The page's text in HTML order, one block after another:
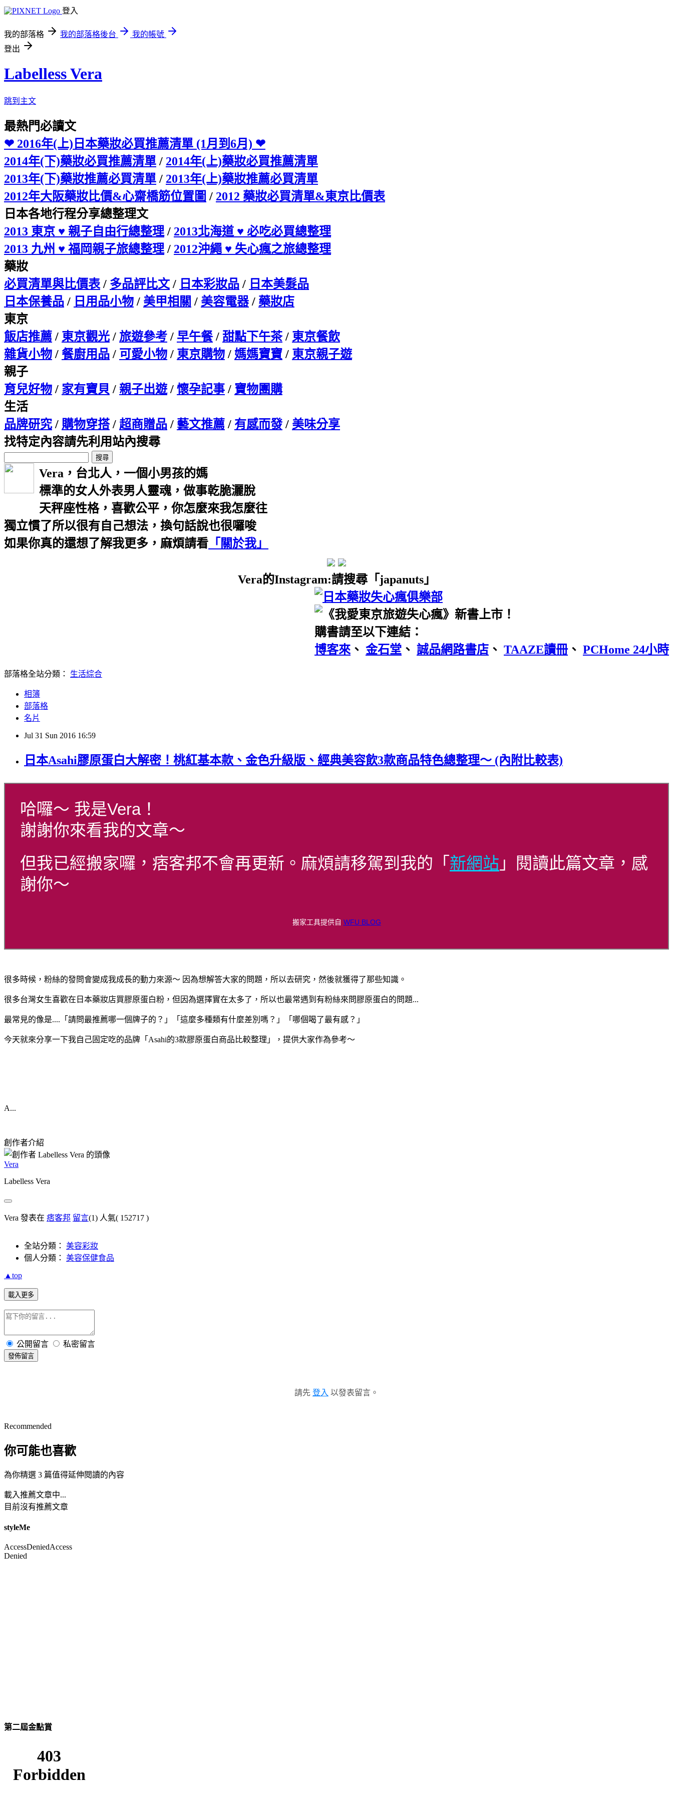
登入
我的部落格 我的部落格後台
我的帳號
登出
Labelless Vera
跳到主文
最熱門必讀文
❤ 2016年(上)日本藥妝必買推薦清單 (1月到6月) ❤
2014年(下)藥妝必買推薦清單 / 2014年(上)藥妝必買推薦清單
2013年(下)藥妝推薦必買清單 / 2013年(上)藥妝推薦必買清單
2012年大阪藥妝比價&心齋橋筋位置圖 / 2012 藥妝必買清單&東京比價表
日本各地行程分享總整理文
2013 東京 ♥ 親子自由行總整理 / 2013北海道 ♥ 必吃必買總整理
2013 九州 ♥ 福岡親子旅總整理 / 2012沖繩 ♥ 失心瘋之旅總整理
藥妝
必買清單與比價表 / 多品評比文 / 日本彩妝品 / 日本美髮品
日本保養品 / 日用品小物 / 美甲相關 / 美容電器 / 藥妝店
東京
飯店推薦 / 東京觀光 / 旅遊參考 / 早午餐/ 甜點下午茶/ 東京餐飲
雜貨小物 / 餐廚用品 / 可愛小物 / 東京購物 / 媽媽寶寶 / 東京親子遊
親子
育兒好物 / 家有寶貝 / 親子出遊 / 懷孕記事 / 寶物團購
生活
品牌研究/ 購物穿搭/ 超商贈品 / 藝文推薦 / 有感而發/ 美味分享
找特定內容請先利用站內搜尋
Vera，台北人，一個小男孩的媽
標準的女人外表男人靈魂，做事乾脆灑脫
天秤座性格，喜歡公平，你怎麼來我怎麼往
獨立慣了所以很有自己想法，換句話說也很囉唆
如果你真的還想了解我更多，麻煩請看 「關於我」
Vera的Instagram:請搜尋「japanuts」
購書請至以下連結：
博客來 、 金石堂 、 誠品網路書店 、 TAAZE讀冊、 PCHome 24小時
部落格全站分類： 生活綜合
相簿
部落格
名片
Jul 31 Sun 2016 16:59
日本Asahi膠原蛋白大解密！桃紅基本款、金色升級版、經典美容飲3款商品特色總整理～ (內附比較表)
哈囉～ 我是Vera！
謝謝你來看我的文章～
但我已經搬家囉，痞客邦不會再更新。麻煩請移駕到我的「 新網站 」閱讀此篇文章，感
謝你～
搬家工具提供自 WFU BLOG
很多時候，粉絲的發問會變成我成長的動力來源～ 因為想解答大家的問題，所以去研究，然後就獲得了那些知識。
很多台灣女生喜歡在日本藥妝店買膠原蛋白粉，但因為選擇實在太多了，所以也最常遇到有粉絲來問膠原蛋白的問題...
最常見的像是....「請問最推薦哪一個牌子的？」「這麼多種類有什麼差別嗎？」「哪個喝了最有感？」
今天就來分享一下我自己固定吃的品牌「Asahi的3款膠原蛋白商品比較整理」，提供大家作為參考～
A...
創作者介紹
Vera
Labelless Vera
Vera 發表在 痞客邦 留言(1) 人氣( 152717 )
全站分類： 美容彩妝
個人分類： 美容保健食品
▲top
載入更多
公開留言 私密留言
發佈留言
請先 登入 以發表留言。
Recommended
你可能也喜歡
為你精選 3 篇值得延伸閱讀的內容
載入推薦文章中...
目前沒有推薦文章
styleMe
第二屆金點賞